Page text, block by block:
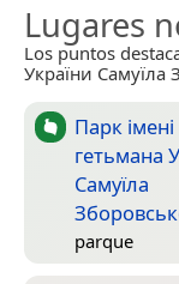
Lugares
Los puntos
України Самуїла
Парк імені
гетьмана
Самуїла
parque